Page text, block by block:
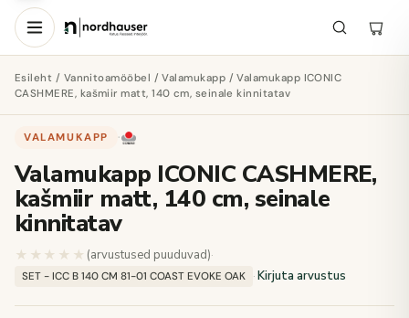
Esileht / Vannitoamööbel /Valamukapp / Valamukapp ICONIC
CASHMERE, kašmiir matt, 140 cm, seinale kinnitatav
VALAMUKAPP ·
Valamukapp ICONIC CASHMERE,
kašmiir matt, 140 cm, seinale
kinnitatav
★★★★★ ★★★★★
(arvustused puuduvad)·
SET - ICC B 140 CM 81-01 COAST EVOKE OAK ·Kirjuta arvustus